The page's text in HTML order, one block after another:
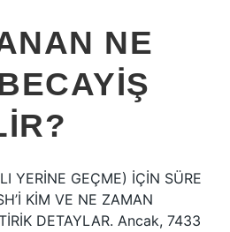
NE
YERİNE GEÇME) İÇİN SÜRE
KİM VE NE ZAMAN
DETAYLAR. Ancak, 7433